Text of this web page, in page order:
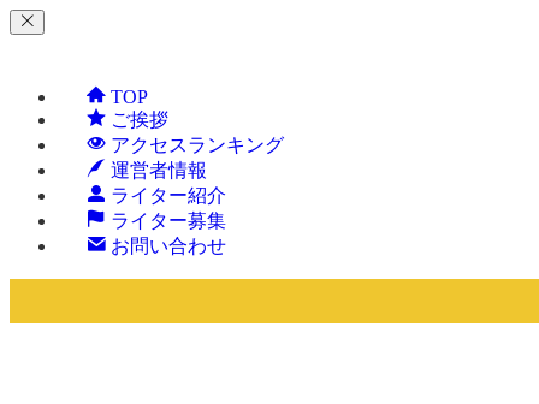
TOP
ご挨拶
アクセスランキング
運営者情報
ライター紹介
ライター募集
お問い合わせ